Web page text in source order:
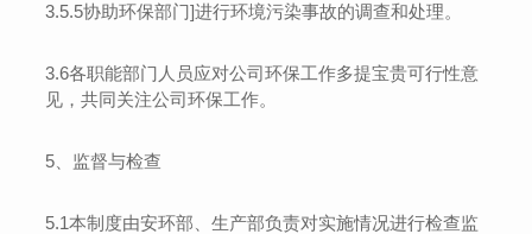
3.5.5协助环保部门]进行环境污染事故的调查和处理。
3.6各职能部门人员应对公司环保工作多提宝贵可行性意
见，共同关注公司环保工作。
5 、监督与检查
5.1本制度由安环部、生产部负责对实施情况进行检查监